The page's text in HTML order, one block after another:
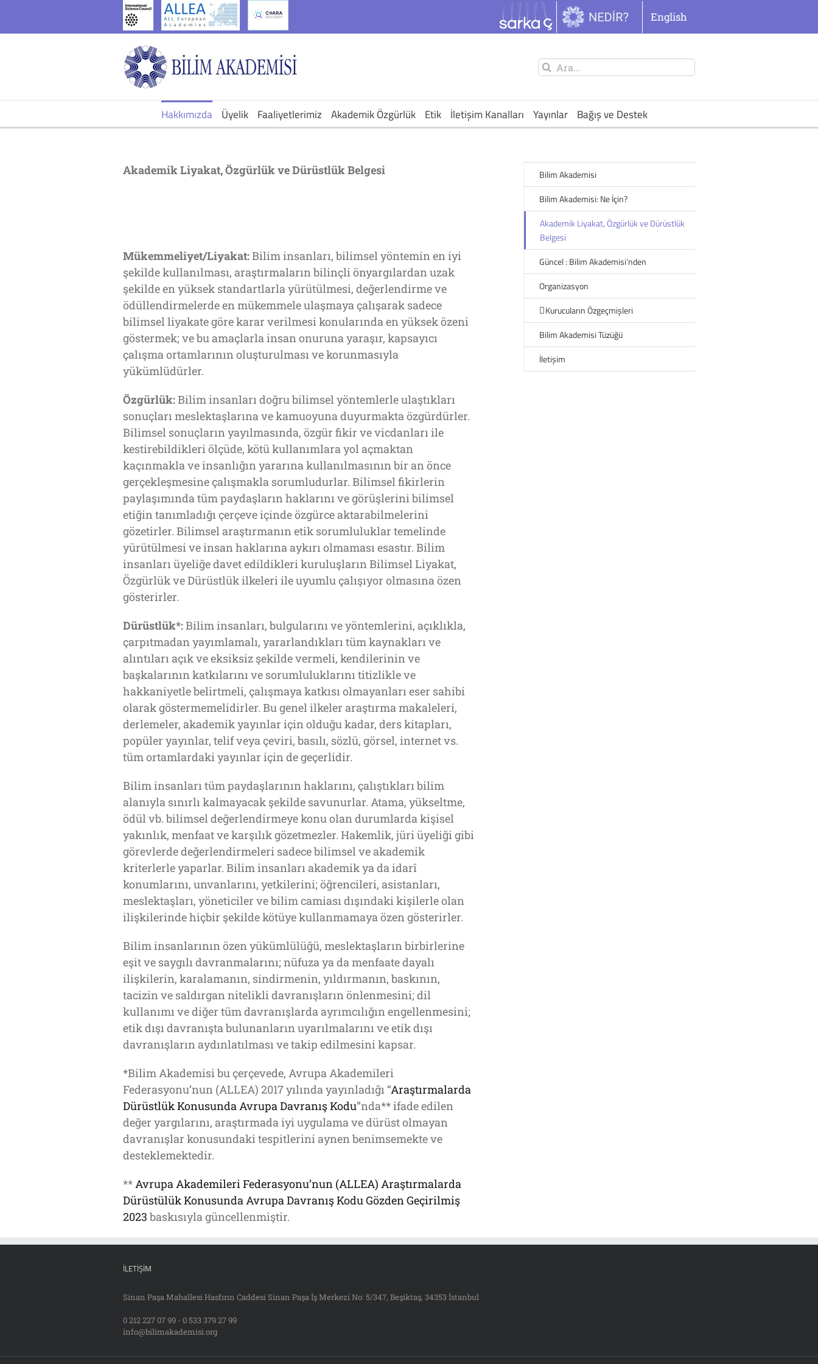
English
Şunu
Hakkımızda Üyelik Faaliyetlerimiz Akademik Özgürlük Etik İletişim Kanalları Yayınlar Bağış ve Destek
Akademik Liyakat, Özgürlük ve Dürüstlük Belgesi
Mükemmeliyet/Liyakat:Bilim insanları, bilimsel yöntemin en iyi
şekilde kullanılması, araştırmaların bilinçli önyargılardan uzak
şekilde en yüksek standartlarla yürütülmesi, değerlendirme ve
ödüllendirmelerde en mükemmele ulaşmaya çalışarak sadece
bilimsel liyakate göre karar verilmesi konularında en yüksek özeni
göstermek; ve bu amaçlarla insan onuruna yaraşır, kapsayıcı
çalışma ortamlarının oluşturulması ve korunmasıyla
yükümlüdürler.
Özgürlük:Bilim insanları doğru bilimsel yöntemlerle ulaştıkları
sonuçları meslektaşlarına ve kamuoyuna duyurmakta özgürdürler.
Bilimsel sonuçların yayılmasında, özgür fikir ve vicdanları ile
kestirebildikleri ölçüde, kötü kullanımlara yol açmaktan
kaçınmakla ve insanlığın yararına kullanılmasının bir an önce
gerçekleşmesine çalışmakla sorumludurlar. Bilimsel fikirlerin
paylaşımında tüm paydaşların haklarını ve görüşlerini bilimsel
etiğin tanımladığı çerçeve içinde özgürce aktarabilmelerini
gözetirler. Bilimsel araştırmanın etik sorumluluklar temelinde
yürütülmesi ve insan haklarına aykırı olmaması esastır. Bilim
insanları üyeliğe davet edildikleri kuruluşların Bilimsel Liyakat,
Özgürlük ve Dürüstlük ilkeleri ile uyumlu çalışıyor olmasına özen
gösterirler.
Dürüstlük*:Bilim insanları, bulgularını ve yöntemlerini, açıklıkla,
çarpıtmadan yayımlamalı, yararlandıkları tüm kaynakları ve
alıntıları açık ve eksiksiz şekilde vermeli, kendilerinin ve
başkalarının katkılarını ve sorumluluklarını titizlikle ve
hakkaniyetle belirtmeli, çalışmaya katkısı olmayanları eser sahibi
olarak göstermemelidirler. Bu genel ilkeler araştırma makaleleri,
derlemeler, akademik yayınlar için olduğu kadar, ders kitapları,
popüler yayınlar, telif veya çeviri, basılı, sözlü, görsel, internet vs.
tüm ortamlardaki yayınlar için de geçerlidir.
Bilim insanları tüm paydaşlarının haklarını, çalıştıkları bilim
alanıyla sınırlı kalmayacak şekilde savunurlar. Atama, yükseltme,
ödül vb. bilimsel değerlendirmeye konu olan durumlarda kişisel
yakınlık, menfaat ve karşılık gözetmezler. Hakemlik, jüri üyeliği gibi
görevlerde değerlendirmeleri sadece bilimsel ve akademik
kriterlerle yaparlar. Bilim insanları akademik ya da idarî
konumlarını, unvanlarını, yetkilerini; öğrencileri, asistanları,
meslektaşları, yöneticiler ve bilim camiası dışındaki kişilerle olan
ilişkilerinde hiçbir şekilde kötüye kullanmamaya özen gösterirler.
Bilim insanlarının özen yükümlülüğü, meslektaşların birbirlerine
eşit ve saygılı davranmalarını; nüfuza ya da menfaate dayalı
ilişkilerin, karalamanın, sindirmenin, yıldırmanın, baskının,
tacizin ve saldırgan nitelikli davranışların önlenmesini; dil
kullanımı ve diğer tüm davranışlarda ayrımcılığın engellenmesini;
etik dışı davranışta bulunanların uyarılmalarını ve etik dışı
davranışların aydınlatılması ve takip edilmesini kapsar.
*Bilim Akademisi bu çerçevede, Avrupa Akademileri
Federasyonu’nun (ALLEA) 2017 yılında yayınladığı “Araştırmalarda
Dürüstlük Konusunda Avrupa Davranış Kodu’’nda** ifade edilen
değer yargılarını, araştırmada iyi uygulama ve dürüst olmayan
davranışlar konusundaki tespitlerini aynen benimsemekte ve
desteklemektedir.
**Avrupa Akademileri Federasyonu’nun (ALLEA) Araştırmalarda
Dürüstülük Konusunda Avrupa Davranış Kodu Gözden Geçirilmiş
2023 baskısıyla güncellenmiştir.
Bilim Akademisi
Bilim Akademisi: Ne İçin?
Akademik Liyakat, Özgürlük ve Dürüstlük
Belgesi
Güncel : Bilim Akademisi’nden
Organizasyon
Kurucuların Özgeçmişleri
Bilim Akademisi Tüzüğü
İletişim
İLETIŞIM
Sinan Paşa Mahallesi Hasfırın Caddesi Sinan Paşa İş Merkezi No: 5/347, Beşiktaş, 34353 İstanbul
0 212 227 07 99 - 0 533 379 27 99
info@bilimakademisi.org